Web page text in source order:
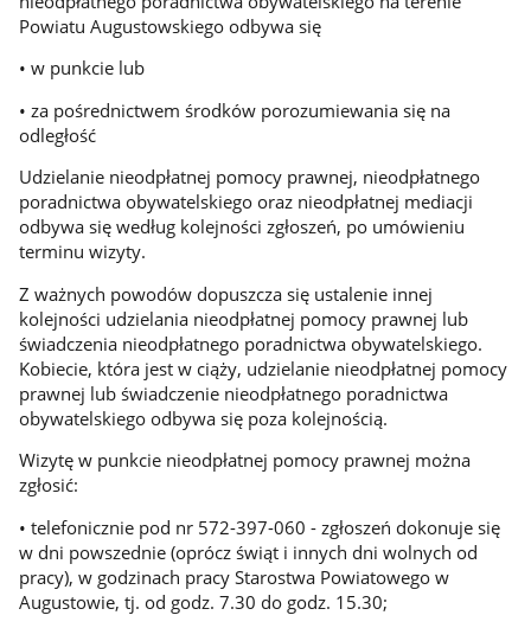
Powiatu Augustowskiego odbywa się
• w punkcie lub
• za pośrednictwem środków porozumiewania się na
odległość
Udzielanie nieodpłatnej pomocy prawnej, nieodpłatnego
poradnictwa obywatelskiego oraz nieodpłatnej mediacji
odbywa się według kolejności zgłoszeń, po umówieniu
terminu wizyty.
Z ważnych powodów dopuszcza się ustalenie innej
kolejności udzielania nieodpłatnej pomocy prawnej lub
świadczenia nieodpłatnego poradnictwa obywatelskiego.
Kobiecie, która jest w ciąży, udzielanie nieodpłatnej pomocy
prawnej lub świadczenie nieodpłatnego poradnictwa
obywatelskiego odbywa się poza kolejnością.
Wizytę w punkcie nieodpłatnej pomocy prawnej można
zgłosić:
• telefonicznie pod nr 572-397-060 - zgłoszeń dokonuje się
w dni powszednie (oprócz świąt i innych dni wolnych od
pracy), w godzinach pracy Starostwa Powiatowego w
Augustowie, tj. od godz. 7.30 do godz. 15.30;